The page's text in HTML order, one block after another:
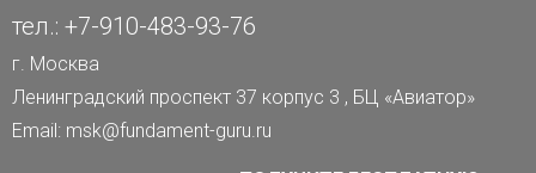
тел.: +7-910-483-93-76
г. Москва
Ленинградский проспект 37 корпус 3 , БЦ «Авиатор»
Email: msk@fundament-guru.ru